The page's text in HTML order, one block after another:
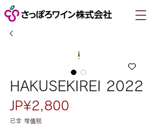
HAKUSEKIREI 2022
JP¥2,800
已含 增值税